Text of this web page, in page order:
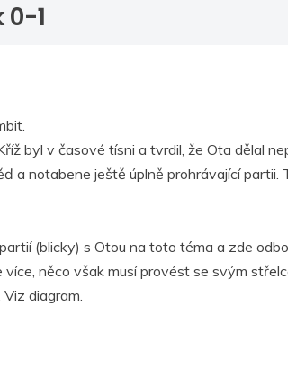
1
byl v časové tísni a tvrdil, že Ota dělal
a notabene ještě úplně prohrávající partii.
(blicky) s Otou na toto téma a zde
něco však musí provést se svým
diagram.